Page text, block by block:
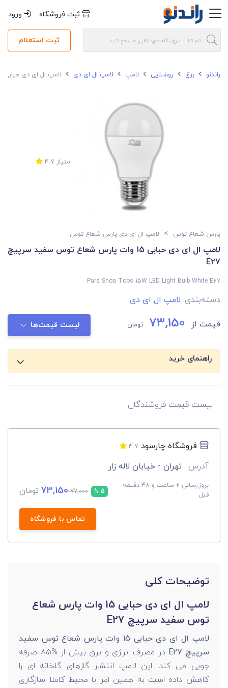
ثبت فروشگاه ورود
ثبت استعلام
راندنو برق روشنایی لامپ لامپ ال ای دی لامپ ال ای دی حبابی 15 وات پارس شعاع توس سفید سرپیچ E27
امتیاز 4.7
پارس شعاع توس > لامپ ال ای دی پارس شعاع توس
لامپ ال ای دی حبابی 15 وات پارس شعاع توس سفید سرپیچ
E27
Pars Shoa Toos 15W LED Light Bulb White E27
دسته‌بندی: لامپ ال ای دی
قیمت از 73,150 تومان لیست قیمت‌ها
راهنمای خرید
لیست قیمت فروشندگان
فروشگاه چارسود 4.7
آدرس تهران - خیابان لاله زار
بروزرسانی 2 ساعت و 48 دقیقه
قبل
5 %
77,000
73,150 تومان
تماس با فروشگاه
توضیحات کلی
لامپ ال ای دی حبابی 15 وات پارس شعاع
توس سفید سرپیچ E27
لامپ ال ای دی حبابی 15 وات پارس شعاع توس سفید
سرپیچ E27
در مصرف انرژی و برق بیش از %85 صرفه
جویی می کند. این لامپ انتشار گازهای گلخانه ای را
کاهش داده است به همین امر با محیط کاملا سازگاری